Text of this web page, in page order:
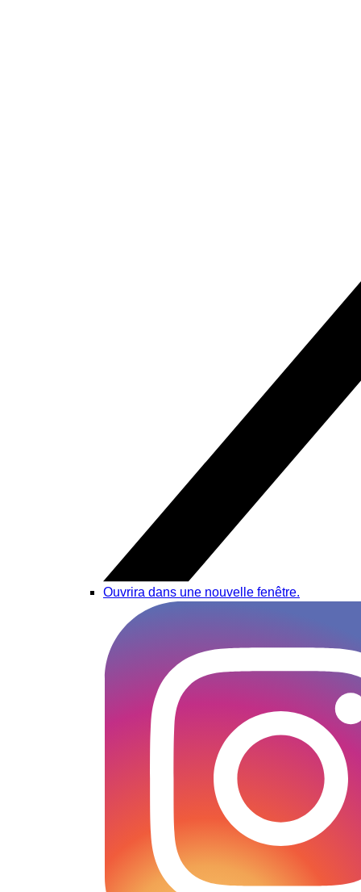
Ouvrira dans une nouvelle fenêtre.